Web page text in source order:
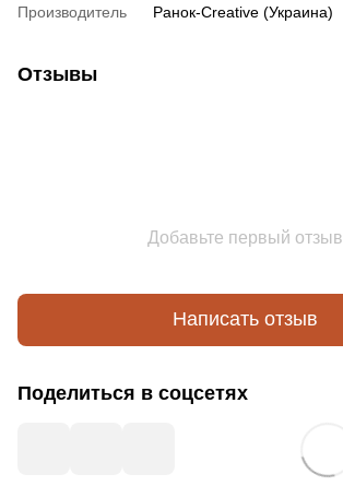
Производитель
Ранок-Creative (Украина)
Отзывы
Добавьте первый отзыв
Написать отзыв
Поделиться в соцсетях